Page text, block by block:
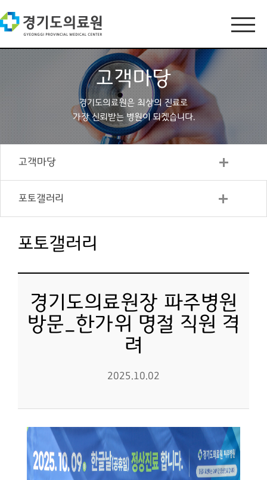
고객마당
경기도의료원은 최상의 진료로
가장 신뢰받는 병원이 되겠습니다.
고객마당
포토갤러리
포토갤러리
경기도의료원장 파주병원
방문_한가위 명절 직원 격
려
2025.10.02